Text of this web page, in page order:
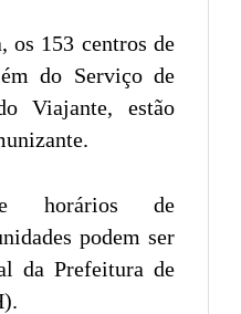
os 153 centros de
do Serviço de
Viajante, estão
horários de
podem ser
da Prefeitura de